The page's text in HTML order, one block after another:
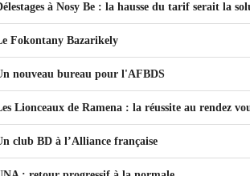
à Nosy Be : la hausse du tarif serait la
Fokontany Bazarikely
nouveau bureau pour l'AFBDS
Lionceaux de Ramena : la réussite au rendez
club BD à l’Alliance française